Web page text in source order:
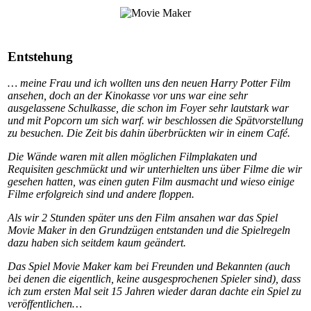
Entstehung
… meine Frau und ich wollten uns den neuen Harry Potter Film
ansehen, doch an der Kinokasse vor uns war eine sehr
ausgelassene Schulkasse, die schon im Foyer sehr lautstark war
und mit Popcorn um sich warf. wir beschlossen die Spätvorstellung
zu besuchen. Die Zeit bis dahin überbrückten wir in einem Café.
Die Wände waren mit allen möglichen Filmplakaten und
Requisiten geschmückt und wir unterhielten uns über Filme die wir
gesehen hatten, was einen guten Film ausmacht und wieso einige
Filme erfolgreich sind und andere floppen.
Als wir 2 Stunden später uns den Film ansahen war das Spiel
Movie Maker in den Grundzügen entstanden und die Spielregeln
dazu haben sich seitdem kaum geändert.
Das Spiel Movie Maker kam bei Freunden und Bekannten (auch
bei denen die eigentlich, keine ausgesprochenen Spieler sind), dass
ich zum ersten Mal seit 15 Jahren wieder daran dachte ein Spiel zu
veröffentlichen…